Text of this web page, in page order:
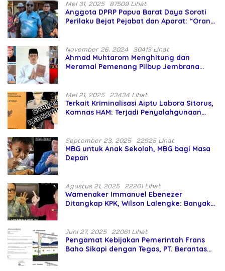
Mei 31, 2025 87509 Lihat
Anggota DPRP Papua Barat Daya Soroti
Perilaku Bejat Pejabat dan Aparat: “Orang
November 26, 2024 30413 Lihat
Ahmad Muhtarom Menghitung dan
Meramal Pemenang Pilbup Jembrana
Mei 21, 2025 23434 Lihat
Terkait Kriminalisasi Aiptu Labora Sitorus,
Komnas HAM: Terjadi Penyalahgunaan
September 23, 2025 22925 Lihat
MBG untuk Anak Sekolah, MBG bagi Masa
Depan
Agustus 21, 2025 22201 Lihat
Wamenaker Immanuel Ebenezer
Ditangkap KPK, Wilson Lalengke: Banyak
Juni 27, 2025 22061 Lihat
Pengamat Kebijakan Pemerintah Frans
Baho Sikapi dengan Tegas, PT. Berantas